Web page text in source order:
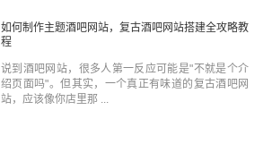
如何制作主题酒吧网站，复古酒吧网站搭建全攻略教
程
说到酒吧网站，很多人第一反应可能是"不就是个介
绍页面吗"。但其实，一个真正有味道的复古酒吧网
站，应该像你店里那 ...